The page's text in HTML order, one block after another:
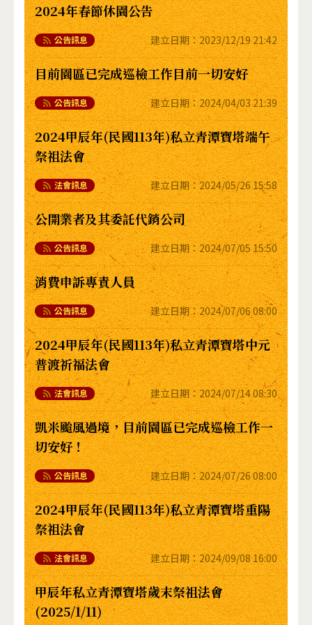
2024年春節休園公告
公告訊息 建立日期：2023/12/19 21:42
目前園區已完成巡檢工作目前一切安好
公告訊息 建立日期：2024/04/03 21:39
2024甲辰年(民國113年)私立青潭寶塔端午
祭祖法會
法會訊息 建立日期：2024/05/26 15:58
公開業者及其委託代銷公司
公告訊息 建立日期：2024/07/05 15:50
消費申訴專責人員
公告訊息 建立日期：2024/07/06 08:00
2024甲辰年(民國113年)私立青潭寶塔中元
普渡祈福法會
法會訊息 建立日期：2024/07/14 08:30
凱米颱風過境，目前園區已完成巡檢工作一
切安好！
公告訊息 建立日期：2024/07/26 08:00
2024甲辰年(民國113年)私立青潭寶塔重陽
祭祖法會
法會訊息 建立日期：2024/09/08 16:00
甲辰年私立青潭寶塔歲末祭祖法會
(2025/1/11)